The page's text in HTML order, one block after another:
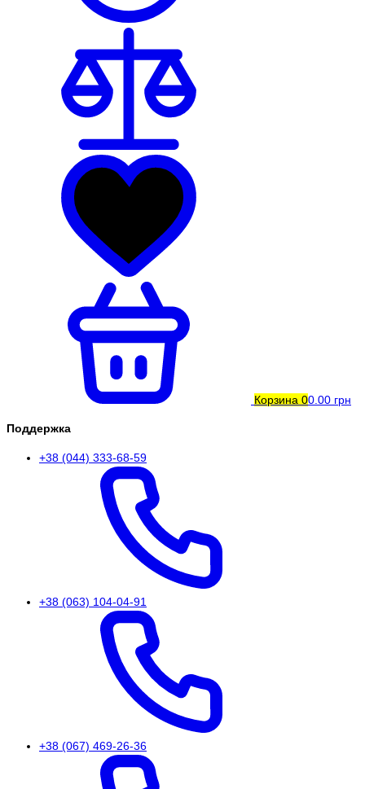
Корзина 00.00 грн
Поддержка
+38 (044) 333-68-59
+38 (063) 104-04-91
+38 (067) 469-26-36